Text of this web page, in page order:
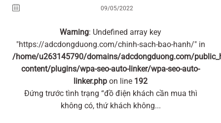
09/05/2022
Warning: Undefined array key
"https://adcdongduong.com/chinh-sach-bao-hanh/" in
/home/u263145790/domains/adcdongduong.com/
content/plugins/wpa-seo-auto-linker/wpa-seo-auto-
linker.php on line 192
Đứng trước tình trạng “đồ điện khách cần mua thì
không có, thứ khách không...